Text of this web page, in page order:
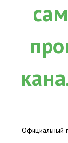
Официальный